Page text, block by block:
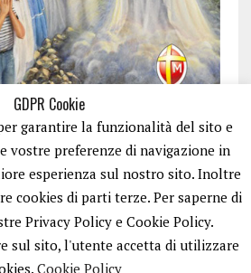
GDPR Cookie
garantire la funzionalità del sito e
vostre preferenze di navigazione in
esperienza sul nostro sito. Inoltre
cookies di parti terze. Per saperne di
Privacy Policy e Cookie Policy.
sul sito, l'utente accetta di utilizzare
Cookie Policy